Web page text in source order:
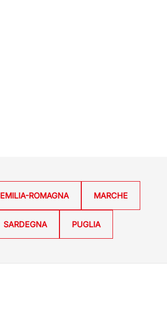
EMILIA-ROMAGNA MARCHE
SARDEGNA PUGLIA